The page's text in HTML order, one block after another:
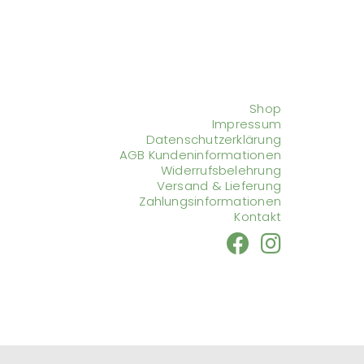
Shop
Impressum
Datenschutzerklärung
AGB Kundeninformationen
Widerrufsbelehrung
Versand & Lieferung
Zahlungsinformationen
Kontakt